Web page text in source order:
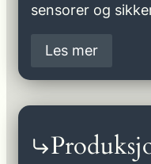
sensorer og
Les mer